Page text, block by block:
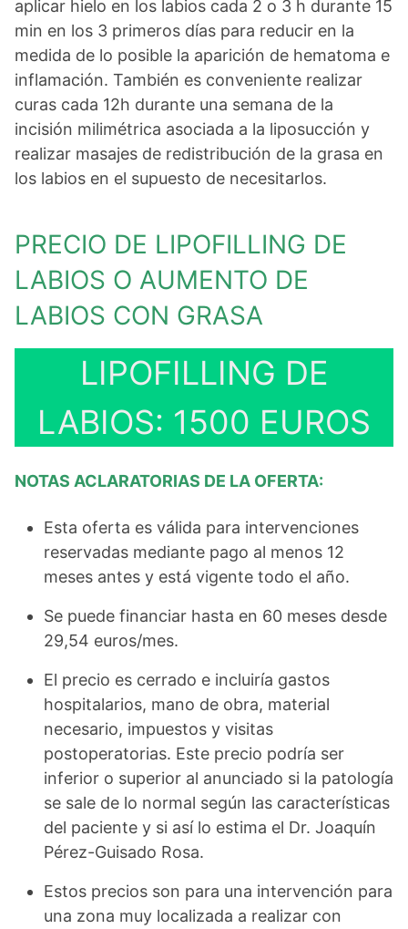
aplicar hielo en los labios cada 2 o 3 h durante 15
min en los 3 primeros días para reducir en la
medida de lo posible la aparición de hematoma e
inflamación. También es conveniente realizar
curas cada 12h durante una semana de la
incisión milimétrica asociada a la liposucción y
realizar masajes de redistribución de la grasa en
los labios en el supuesto de necesitarlos.
PRECIO DE LIPOFILLING DE
LABIOS O AUMENTO DE
LABIOS CON GRASA
LIPOFILLING DE
LABIOS: 1500 EUROS
NOTAS ACLARATORIAS DE LA OFERTA:
Esta oferta es válida para intervenciones
reservadas mediante pago al menos 12
meses antes y está vigente todo el año.
Se puede financiar hasta en 60 meses desde
29,54 euros/mes.
El precio es cerrado e incluiría gastos
hospitalarios, mano de obra, material
necesario, impuestos y visitas
postoperatorias. Este precio podría ser
inferior o superior al anunciado si la patología
se sale de lo normal según las características
del paciente y si así lo estima el Dr. Joaquín
Pérez-Guisado Rosa.
Estos precios son para una intervención para
una zona muy localizada a realizar con